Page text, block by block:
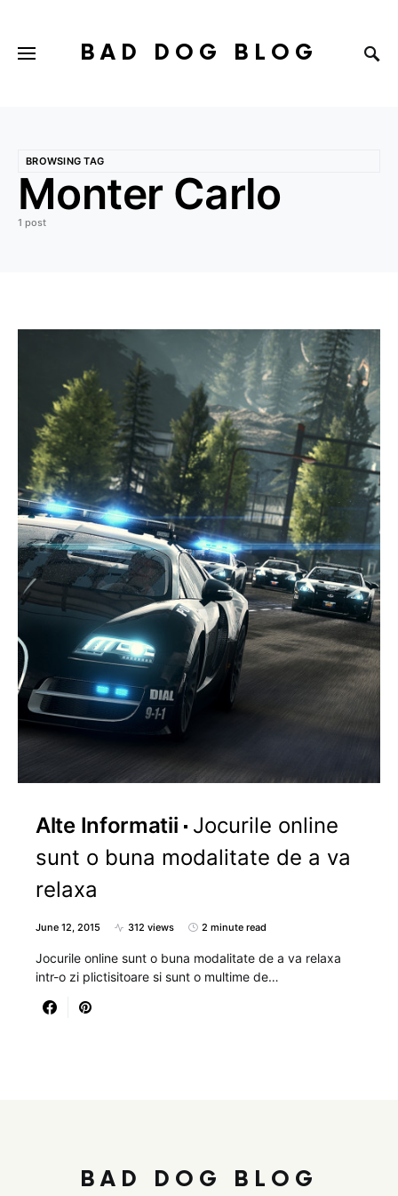
BAD DOG BLOG
BROWSING TAG
Monter Carlo
1 post
Alte Informatii
Jocurile online
sunt o buna modalitate de a va
relaxa
June 12, 2015 312 views 2 minute read
Jocurile online sunt o buna modalitate de a va relaxa
intr-o zi plictisitoare si sunt o multime de…
BAD DOG BLOG